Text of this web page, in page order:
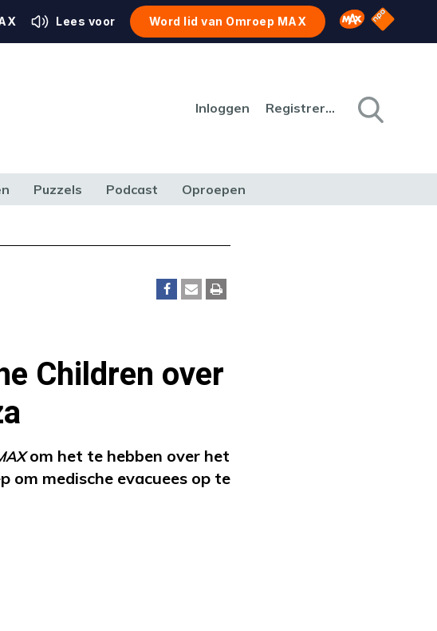
Lees voor Word lid van Omroep MAX Omroep MAX
NPO
Inloggen Registreren
Puzzels Podcast Oproepen
Children over
om het te hebben over het
om medische evacuees op te